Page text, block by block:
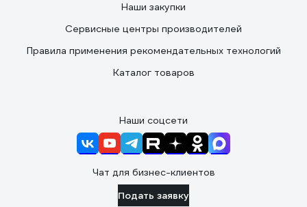
Наши закупки
Сервисные центры производителей
Правила применения рекомендательных технологий
Каталог товаров
Наши соцсети
Чат для бизнес-клиентов
Подать заявку